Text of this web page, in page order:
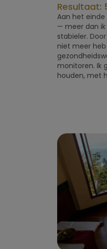
Resultaat:
Aan het einde
— meer dan
stabieler.
niet meer
monitoren. Ik
houden, met